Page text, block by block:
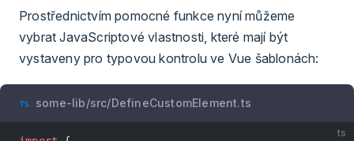
Prostřednictvím pomocné funkce nyní můžeme
vybrat JavaScriptové vlastnosti, které mají být
vystaveny pro typovou kontrolu ve Vue šablonách:
some-lib/src/DefineCustomElement.ts
ts